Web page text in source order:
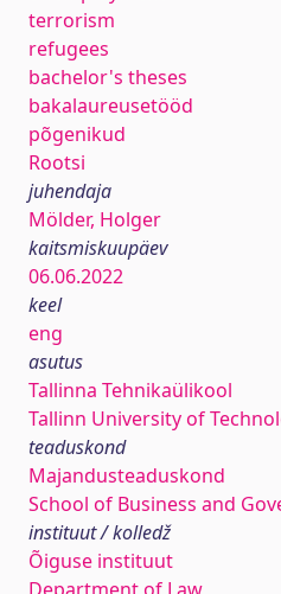
terrorism
refugees
bachelor's theses
bakalaureusetööd
põgenikud
Rootsi
juhendaja
Mölder, Holger
kaitsmiskuupäev
06.06.2022
keel
eng
asutus
Tallinna Tehnikaülikool
Tallinn University of
teaduskond
Majandusteaduskond
School of Business and
instituut / kolledž
Õiguse instituut